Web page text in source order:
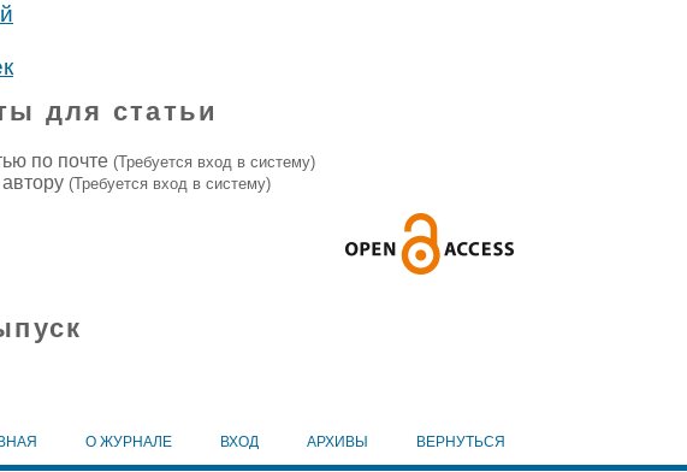
для статьи
по почте (Требуется вход в систему)
(Требуется вход в систему)
О ЖУРНАЛЕ ВХОД АРХИВЫ ВЕРНУТЬСЯ